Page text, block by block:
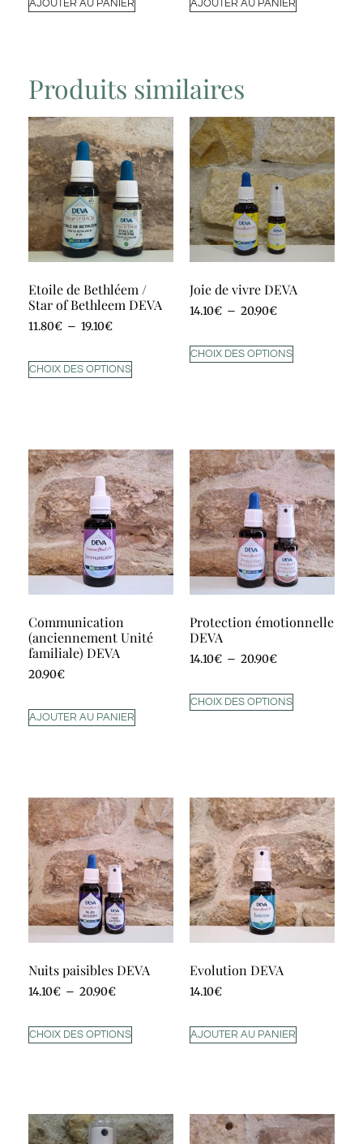
AJOUTER AU PANIER AJOUTER AU PANIER
Produits similaires
Etoile de Bethléem /
Star of Bethleem DEVA
11.80€ – 19.10€
CHOIX DES OPTIONS
Joie de vivre DEVA
14.10€ – 20.90€
CHOIX DES OPTIONS
Communication
(anciennement Unité
familiale) DEVA
20.90€
AJOUTER AU PANIER
Protection émotionnelle
DEVA
14.10€ – 20.90€
CHOIX DES OPTIONS
Nuits paisibles DEVA
14.10€ – 20.90€
CHOIX DES OPTIONS
Evolution DEVA
14.10€
AJOUTER AU PANIER